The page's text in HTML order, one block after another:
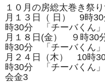
り
行
い
ま
す。
は
１０月の房総太巻き祭
月１３日（ 日） 9時
時30分 「チーバくん」
月１８日(金） ９時30
時30分 「チーバくん」
月２４日（木） 10時
時30分 「チーバくん」
会金3